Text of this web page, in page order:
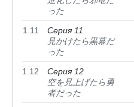
った
1.11
Серия 11
見かけたら黒幕だ
った
1.12
Серия 12
空を見上げたら勇
者だった